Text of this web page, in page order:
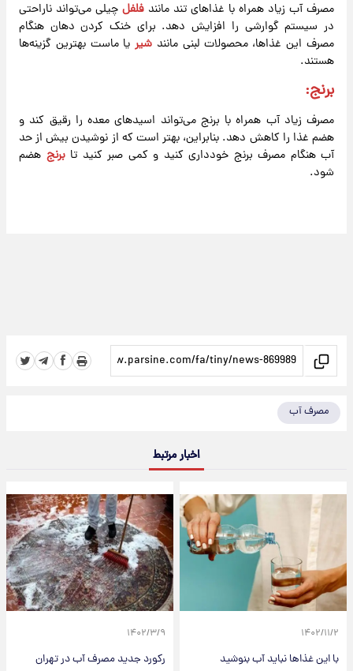
مصرف آب زیاد همراه با غذاهای تند مانند فلفل چیلی می‌تواند ناراحتی
در سیستم گوارشی را افزایش دهد. برای خنک کردن دهان هنگام
مصرف این غذاها، محصولات لبنی مانند شیریا ماست بهترین گزینه‌ها
هستند.
برنج:
مصرف زیاد آب همراه با برنج می‌تواند اسیدهای معده را رقیق کند و
هضم غذا را کاهش دهد. بنابراین، بهتر است که از نوشیدن بیش از حد
آب هنگام مصرف برنج خودداری کنید و کمی صبر کنید تابرنج هضم
شود.
مصرف آب
اخبار مرتبط
۱۴۰۲/۱۱/۲
با این غذاها نباید آب بنوشید
۱۴۰۲/۳/۹
رکورد جدید مصرف آب در تهران